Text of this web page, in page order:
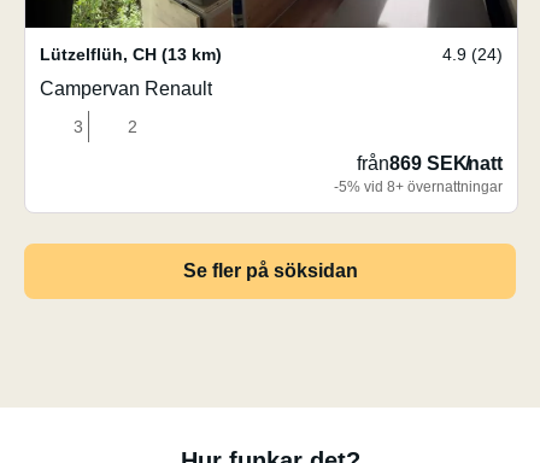
Lützelflüh, CH (13 km) 4.9 (24)
Campervan Renault
3 2
från869 SEK/natt
-5% vid 8+ övernattningar
Se fler på söksidan